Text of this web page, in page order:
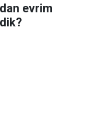
evrim